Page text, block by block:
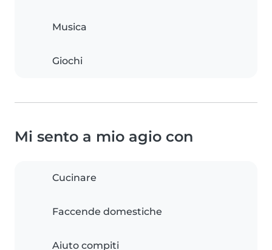
Musica
Giochi
Mi sento a mio agio con
Cucinare
Faccende domestiche
Aiuto compiti